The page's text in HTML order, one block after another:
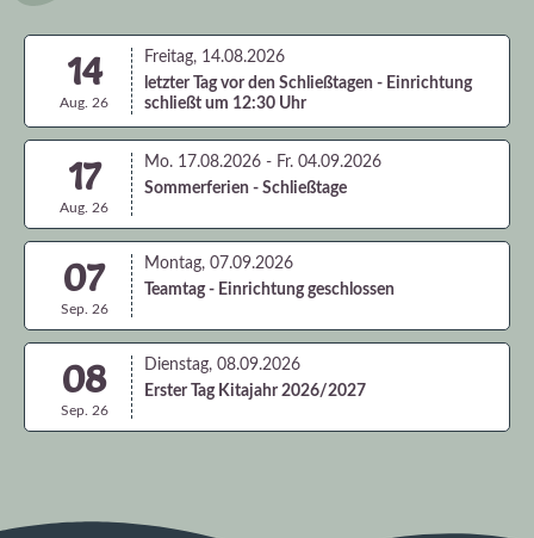
14
Aug. 26
Freitag, 14.08.2026
letzter Tag vor den Schließtagen - Einrichtung
schließt um 12:30 Uhr
17
Aug. 26
Mo. 17.08.2026 - Fr. 04.09.2026
Sommerferien - Schließtage
07
Sep. 26
Montag, 07.09.2026
Teamtag - Einrichtung geschlossen
08
Sep. 26
Dienstag, 08.09.2026
Erster Tag Kitajahr 2026/2027